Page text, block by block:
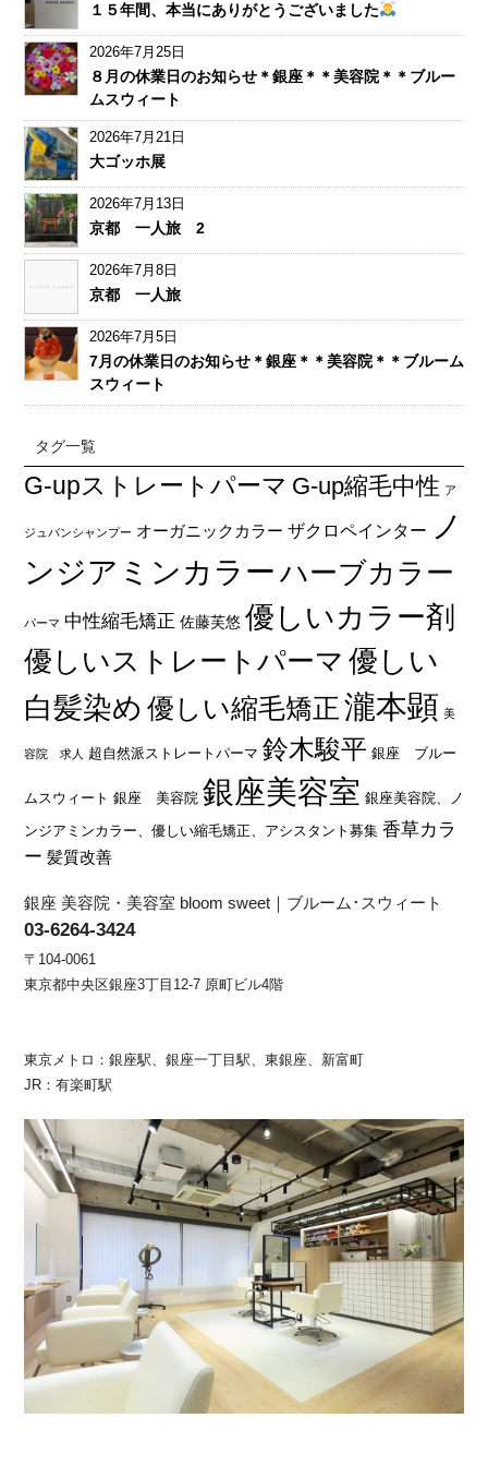
１５年間、本当にありがとうございました
2026年7月25日
８月の休業日のお知らせ＊銀座＊＊美容院＊＊ブルー
ムスウィート
2026年7月21日
大ゴッホ展
2026年7月13日
京都 一人旅 2
2026年7月8日
京都 一人旅
2026年7月5日
7月の休業日のお知らせ＊銀座＊＊美容院＊＊ブルーム
スウィート
タグ一覧
G-upストレートパーマ G-up縮毛中性 ア
ジュバンシャンプー オーガニックカラー ザクロペインター
ノ
ンジアミンカラー ハーブカラー
パーマ 中性縮毛矯正 佐藤芙悠 優しいカラー剤
優しいストレートパーマ 優しい
白髪染め 優しい縮毛矯正 瀧本顕 美
容院 求人 超自然派ストレートパーマ 鈴木駿平 銀座 ブルー
ムスウィート 銀座 美容院 銀座美容室 銀座美容院、ノ
ンジアミンカラー、優しい縮毛矯正、アシスタント募集 香草カラ
ー 髪質改善
銀座 美容院・美容室 bloom sweet｜ブルーム･スウィート
03-6264-3424
〒104-0061
東京都中央区銀座3丁目12-7 原町ビル4階
東京メトロ：銀座駅、銀座一丁目駅、東銀座、新富町
JR：有楽町駅